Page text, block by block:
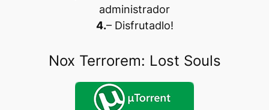
administrador
4.– Disfrutadlo!
Nox Terrorem: Lost Souls